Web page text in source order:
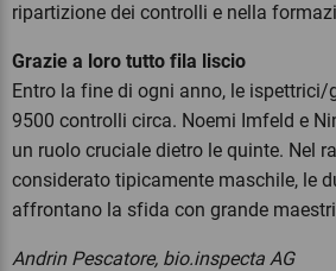
ripartizione dei controlli e nella
Grazie a loro tutto fila liscio
Entro la fine di ogni anno, le
9500 controlli circa. Noemi Imfeld e
un ruolo cruciale dietro le quinte. Nel
considerato tipicamente maschile, le
affrontano la sfida con grande
Andrin Pescatore, bio.inspecta AG